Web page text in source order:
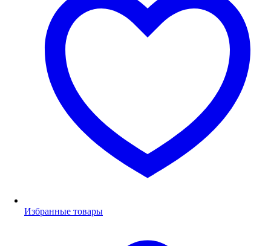
Избранные товары